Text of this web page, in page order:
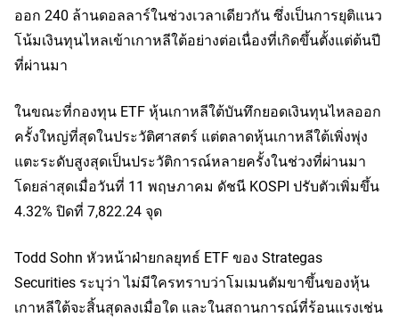
ออก 240 ล้านดอลลาร์ในช่วงเวลาเดียวกัน ซึ่งเป็นการยุติแนว
โน้มเงินทุนไหลเข้าเกาหลีใต้อย่างต่อเนื่องที่เกิดขึ้นตั้งแต่ต้นปี
ที่ผ่านมา
ในขณะที่กองทุน ETF หุ้นเกาหลีใต้บันทึกยอดเงินทุนไหลออก
ครั้งใหญ่ที่สุดในประวัติศาสตร์ แต่ตลาดหุ้นเกาหลีใต้เพิ่งพุ่ง
แตะระดับสูงสุดเป็นประวัติการณ์หลายครั้งในช่วงที่ผ่านมา
โดยล่าสุดเมื่อวันที่ 11 พฤษภาคม ดัชนี KOSPI ปรับตัวเพิ่มขึ้น
4.32% ปิดที่ 7,822.24 จุด
Todd Sohn หัวหน้าฝ่ายกลยุทธ์ ETF ของ Strategas
Securities ระบุว่า ไม่มีใครทราบว่าโมเมนตัมขาขึ้นของหุ้น
เกาหลีใต้จะสิ้นสุดลงเมื่อใด และในสถานการณ์ที่ร้อนแรงเช่น